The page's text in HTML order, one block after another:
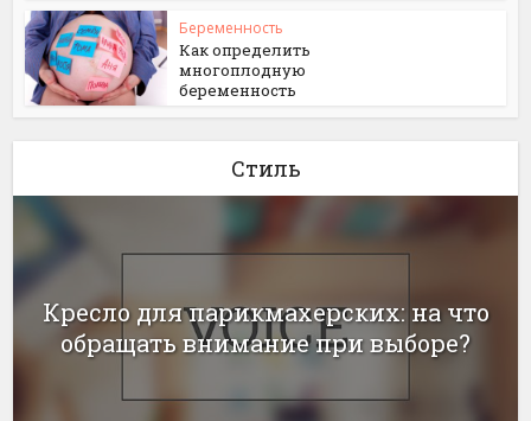
Беременность
Как определить
многоплодную
беременность
Стиль
Кресло для парикмахерских: на что
обращать внимание при выборе?